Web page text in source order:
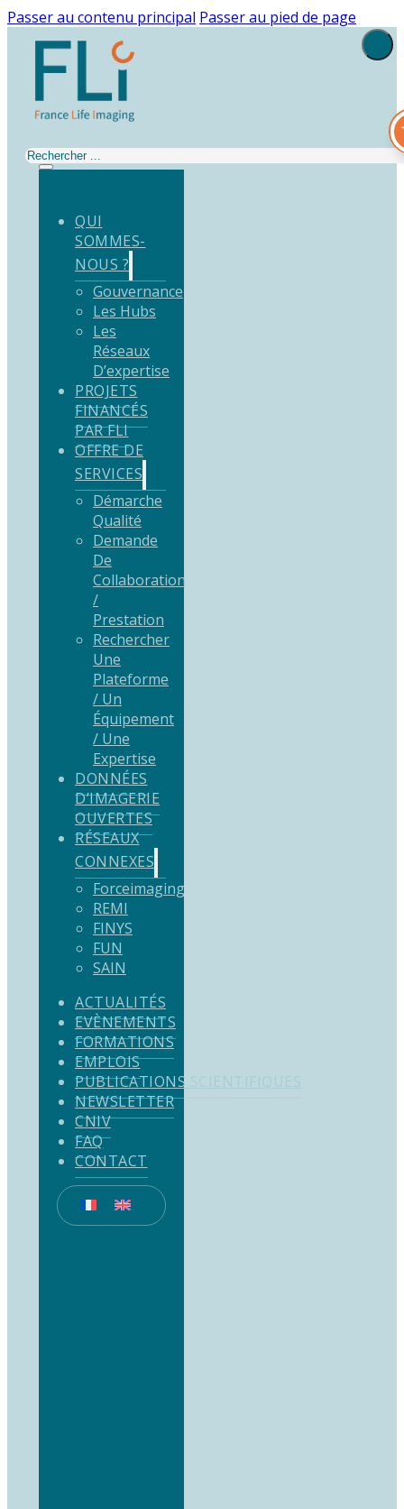
Passer au contenu principal Passer au pied de page
Rechercher
QUI
SOMMES-
NOUS ?
Gouvernance
Les Hubs
Les
Réseaux
D’expertise
PROJETS
FINANCÉS
PAR FLI
OFFRE DE
SERVICES
Démarche
Qualité
Demande
De
Collaboration
/
Prestation
Rechercher
Une
Plateforme
/ Un
Équipement
/ Une
Expertise
DONNÉES
D’IMAGERIE
OUVERTES
RÉSEAUX
CONNEXES
Forceimaging
REMI
FINYS
FUN
SAIN
ACTUALITÉS
EVÈNEMENTS
FORMATIONS
EMPLOIS
PUBLICATIONS SCIENTIFIQUES
NEWSLETTER
CNIV
FAQ
CONTACT